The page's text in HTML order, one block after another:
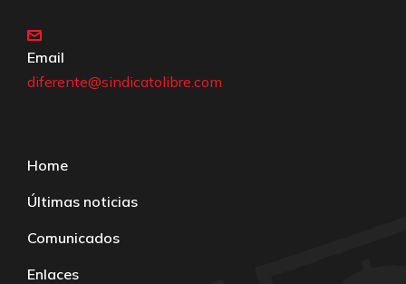
Email
diferente@sindicatolibre.com
Home
Últimas noticias
Comunicados
Enlaces